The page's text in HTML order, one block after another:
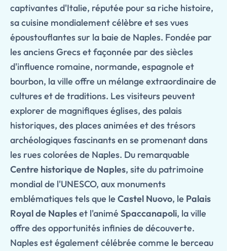
captivantes d'Italie, réputée pour sa riche histoire,
sa cuisine mondialement célèbre et ses vues
époustouflantes sur la baie de Naples. Fondée par
les anciens Grecs et façonnée par des siècles
d'influence romaine, normande, espagnole et
bourbon, la ville offre un mélange extraordinaire de
cultures et de traditions. Les visiteurs peuvent
explorer de magnifiques églises, des palais
historiques, des places animées et des trésors
archéologiques fascinants en se promenant dans
les rues colorées de Naples. Du remarquable
Centre historique de Naples, site du patrimoine
mondial de l'UNESCO, aux monuments
emblématiques tels que le Castel Nuovo, le Palais
Royal de Napleset l'animé Spaccanapoli, la ville
offre des opportunités infinies de découverte.
Naples est également célébrée comme le berceau